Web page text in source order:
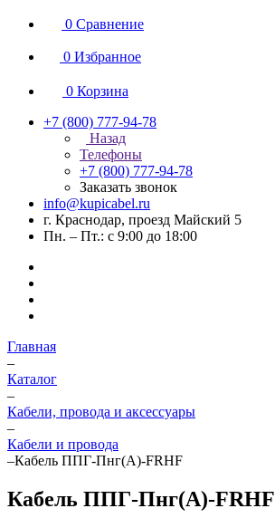
0 Сравнение
0 Избранное
0 Корзина
+7 (800) 777-94-78
Назад
Телефоны
+7 (800) 777-94-78
Заказать звонок
info@kupicabel.ru
г. Краснодар, проезд Майский 5
Пн. – Пт.: с 9:00 до 18:00
Главная
–
Каталог
–
Кабели, провода и аксессуары
–
Кабели и провода
–Кабель ППГ-Пнг(А)-FRHF
Кабель ППГ-Пнг(А)-FRHF